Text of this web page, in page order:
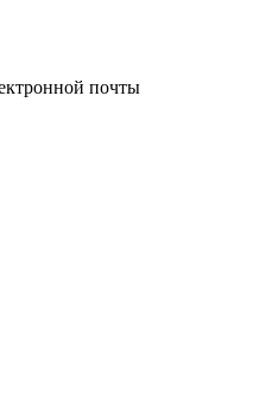
почты